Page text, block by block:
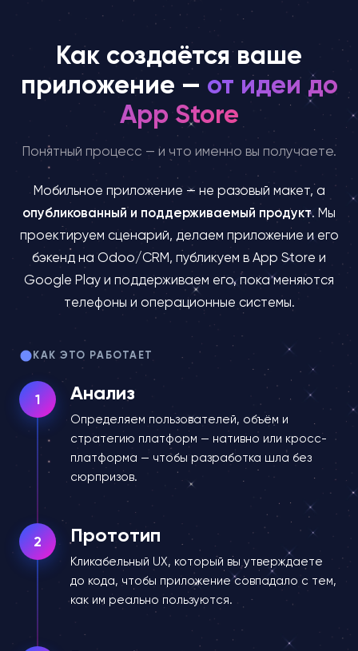
Как создаётся ваше
приложение — от идеи до
App Store
Понятный процесс — и что именно вы получаете.
Мобильное приложение — не разовый макет, а
опубликованный и поддерживаемый продукт. Мы
проектируем сценарий, делаем приложение и его
бэкенд на Odoo/CRM, публикуем в App Store и
Google Play и поддерживаем его, пока меняются
телефоны и операционные системы.
КАК ЭТО РАБОТАЕТ
1 Анализ
Определяем пользователей, объём и
стратегию платформ — нативно или кросс-
платформа — чтобы разработка шла без
сюрпризов.
2 Прототип
Кликабельный UX, который вы утверждаете
до кода, чтобы приложение совпадало с тем,
как им реально пользуются.